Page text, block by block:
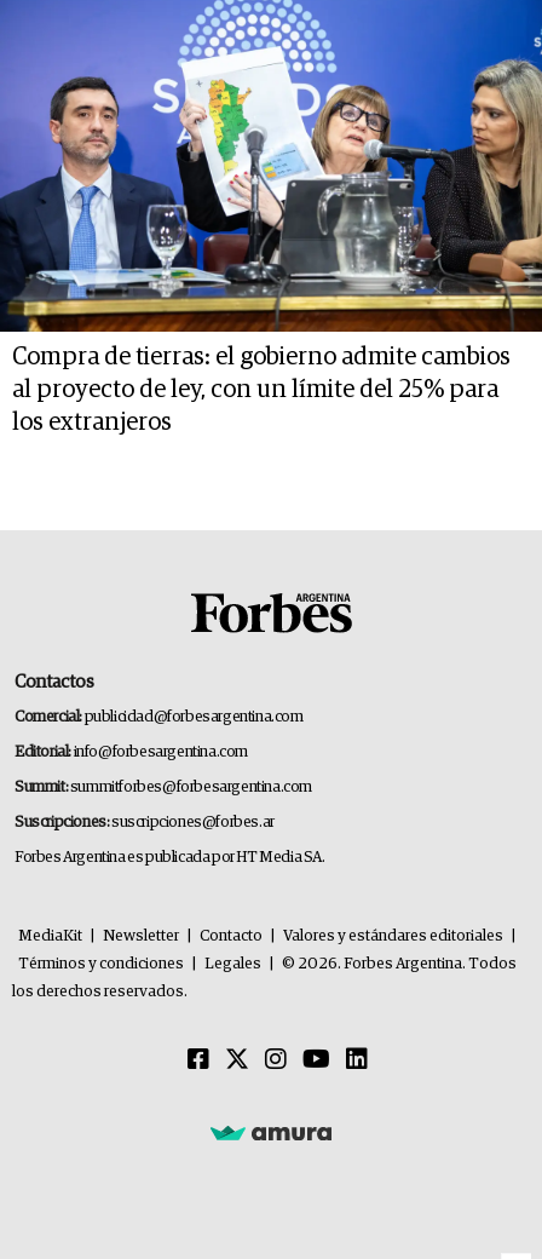
Compra de tierras: el gobierno admite cambios
al proyecto de ley, con un límite del 25% para
los extranjeros
Contactos
Comercial:publicidad@forbesargentina.com
Editorial:info@forbesargentina.com
Summit:summitforbes@forbesargentina.com
Suscripciones:suscripciones@forbes.ar
Forbes Argentina es publicada por HT Media SA.
MediaKit Newsletter Contacto Valores y estándares editoriales
Términos y condiciones
Legales
© 2026. Forbes Argentina. Todos
los derechos reservados.